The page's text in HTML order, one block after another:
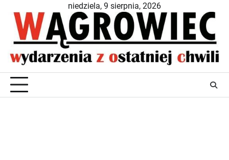
content
niedziela, 9 sierpnia, 2026